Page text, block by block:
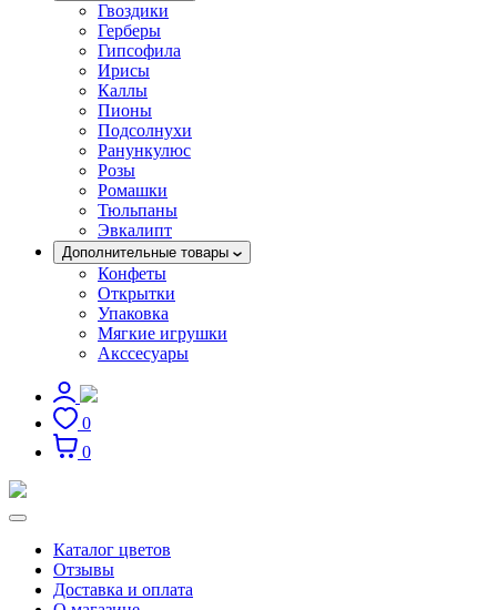
Гвоздики
Герберы
Гипсофила
Ирисы
Каллы
Пионы
Подсолнухи
Ранункулюс
Розы
Ромашки
Тюльпаны
Эвкалипт
Дополнительные товары
Конфеты
Открытки
Упаковка
Мягкие игрушки
Акссесуары
0
0
Каталог цветов
Отзывы
Доставка и оплата